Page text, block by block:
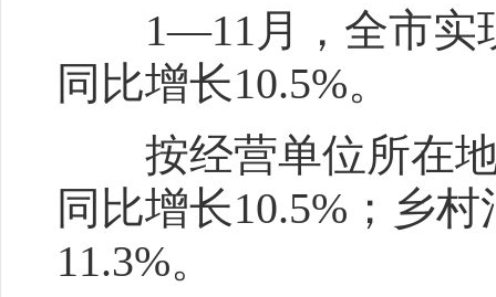
1—11月，全市实现
同比增长10.5%。
按经营单位所在地
同比增长10.5%；乡
11.3%。